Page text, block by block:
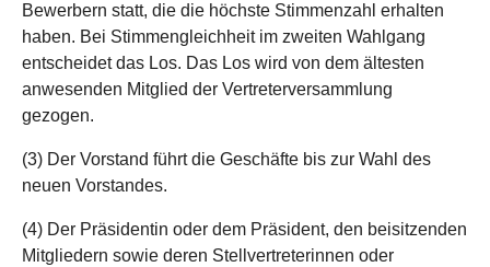
Bewerbern statt, die die höchste Stimmenzahl erhalten
haben. Bei Stimmengleichheit im zweiten Wahlgang
entscheidet das Los. Das Los wird von dem ältesten
anwesenden Mitglied der Vertreterversammlung
gezogen.
(3) Der Vorstand führt die Geschäfte bis zur Wahl des
neuen Vorstandes.
(4) Der Präsidentin oder dem Präsident, den beisitzenden
Mitgliedern sowie deren Stellvertreterinnen oder